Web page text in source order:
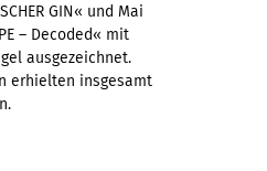
GIN« und Mai
– Decoded« mit
ausgezeichnet.
erhielten insgesamt